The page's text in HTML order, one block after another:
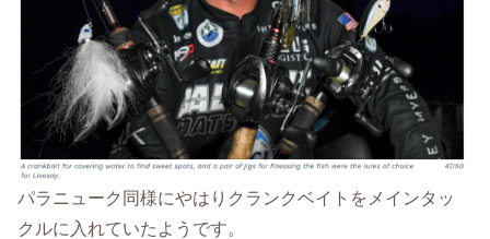
パラニューク同様にやはりクランクベイトをメインタッ
クルに入れていたようです。